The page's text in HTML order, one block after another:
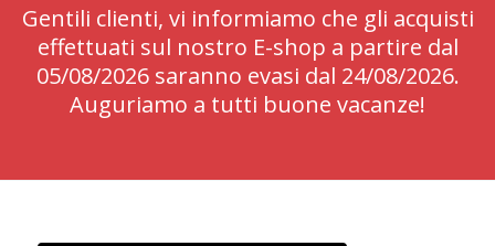
Gentili clienti, vi informiamo che gli acquisti
effettuati sul nostro E-shop a partire dal
05/08/2026 saranno evasi dal 24/08/2026.
Auguriamo a tutti buone vacanze!